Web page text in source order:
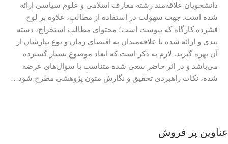
دانشجویان علاقه‌مند رشته معارف اسلامی و علوم سیاسی ارائه
شده است. جهت سهولت در استفاده از مطالب، علاوه بر لوح
فشرده کارگاه که پیوست است؛ محتوای مطالب استخراج، دسته
بندی و ارائه شده تا علاقه‌مندان به اقتضای زمان و نوع نیازشان از
آن بهره گیرند. لازم به ذکر است که ابعاد موضوع بسیار گسترده
می‌باشد و در اثر حاضر سعی شده متناسب با سوال‌های عرضه
‌شده، نکات راهبردی تحقیق و نگارش متون پژوهشی مطرح شود…
عناوین پر فروش